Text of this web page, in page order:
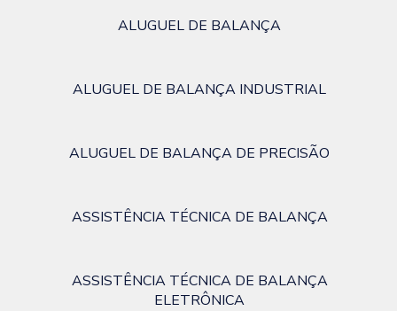
ALUGUEL DE BALANÇA
ALUGUEL DE BALANÇA INDUSTRIAL
ALUGUEL DE BALANÇA DE PRECISÃO
ASSISTÊNCIA TÉCNICA DE BALANÇA
ASSISTÊNCIA TÉCNICA DE BALANÇA
ELETRÔNICA